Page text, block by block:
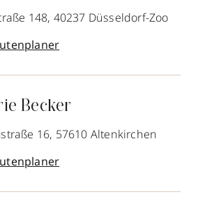
148, 40237 Düsseldorf-Zoo
Becker
16, 57610 Altenkirchen